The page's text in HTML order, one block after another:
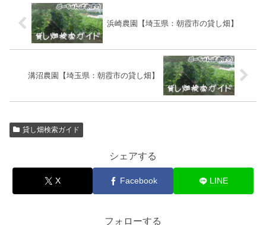
浜崎農園【埼玉県：朝霞市の貸し畑】
溝沼農園【埼玉県：朝霞市の貸し畑】
貸し畑検索ガイド
シェアする
X Facebook LINE
フォローする